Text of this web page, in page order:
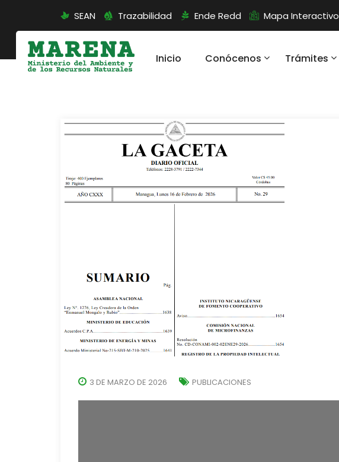
SEAN Trazabilidad Ende Redd Mapa Interactivo
Inicio Conócenos Trámites
3 DE MARZO DE 2026 PUBLICACIONES